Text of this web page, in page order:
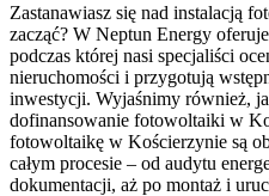
Zastanawiasz się nad instalacją
zacząć? W Neptun Energy
podczas której nasi specjaliści
nieruchomości i przygotują
inwestycji. Wyjaśnimy również,
dofinansowanie fotowoltaiki w
fotowoltaikę w Kościerzynie są
całym procesie – od audytu
dokumentacji, aż po montaż i